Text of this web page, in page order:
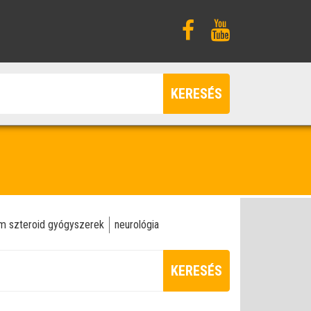
KERESÉS
szteroid gyógyszerek neurológia
KERESÉS